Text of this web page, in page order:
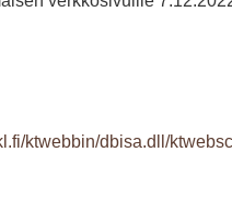
ktwebbin/dbisa.dll/